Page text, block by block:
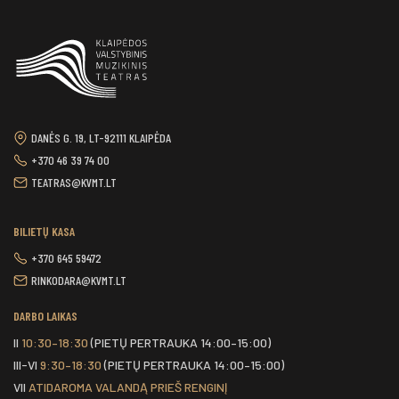
DANĖS G. 19, LT-92111 KLAIPĖDA
+370 46 39 74 00
TEATRAS@KVMT.LT
BILIETŲ KASA
+370 645 59472
RINKODARA@KVMT.LT
DARBO LAIKAS
II 10:30–18:30(PIETŲ PERTRAUKA 14:00–15:00)
III-VI 9:30–18:30(PIETŲ PERTRAUKA 14:00–15:00)
VII ATIDAROMA VALANDĄ PRIEŠ RENGINĮ